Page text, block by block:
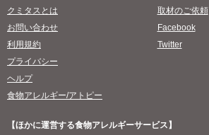
クミタスとは
お問い合わせ
利用規約
プライバシー
ヘルプ
食物アレルギー/アトピー
取材のご依頼
Facebook
Twitter
【ほかに運営する食物アレルギーサービス】